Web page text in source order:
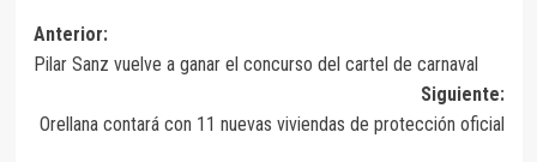
Navegación
de
entradas
Anterior:
Pilar Sanz vuelve a ganar el concurso del cartel de carnaval
Siguiente:
Orellana contará con 11 nuevas viviendas de protección oficial